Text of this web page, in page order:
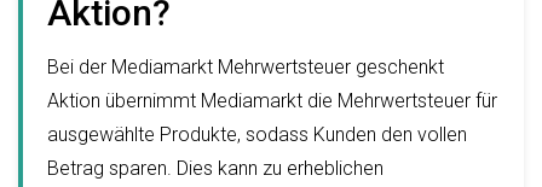
Aktion?
Bei der Mediamarkt Mehrwertsteuer geschenkt
Aktion übernimmt Mediamarkt die Mehrwertsteuer für
ausgewählte Produkte, sodass Kunden den vollen
Betrag sparen. Dies kann zu erheblichen